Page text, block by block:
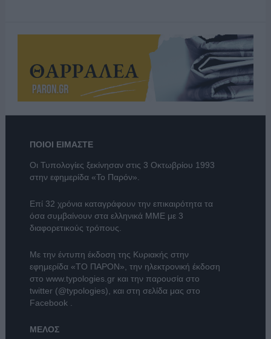
ΠΟΙΟΙ ΕΙΜΑΣΤΕ
Οι Τυπολογίες ξεκίνησαν στις 3 Οκτωβρίου 1993
στην εφημερίδα «Το Παρόν».
Επί 32 χρόνια καταγράφουν την επικαιρότητα τα
όσα συμβαίνουν στα ελληνικά ΜΜΕ με 3
διαφορετικούς τρόπους.
Με την έντυπη έκδοση της Κυριακής στην
εφημερίδα «ΤΟ ΠΑΡΟΝ» , την ηλεκτρονική έκδοση
στο www.typologies.grκαι την παρουσία στο
twitter (@typologies) , και στη σελίδα μας στο
Facebook
ΜΕΛΟΣ